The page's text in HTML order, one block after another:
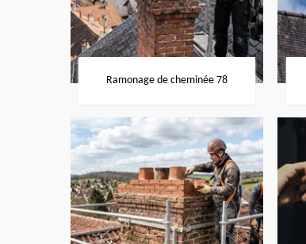
Ramonage de cheminée 78